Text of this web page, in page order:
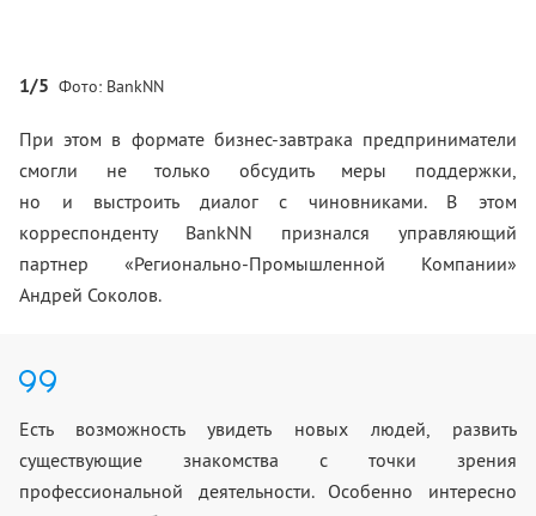
1/5 Фото: BankNN
При этом в формате бизнес-завтрака предприниматели
смогли не только обсудить меры поддержки,
но и выстроить диалог с чиновниками. В этом
корреспонденту BankNN признался управляющий
партнер «Регионально-Промышленной Компании»
Андрей Соколов.
Есть возможность увидеть новых людей, развить
существующие знакомства с точки зрения
профессиональной деятельности. Особенно интересно